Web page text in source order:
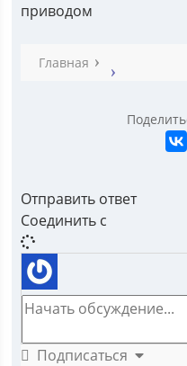
приводом
Главная
Отправить ответ
Соединить с
Подписаться